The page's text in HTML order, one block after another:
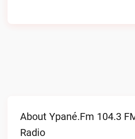
About Ypané.fm 104.3
Radio